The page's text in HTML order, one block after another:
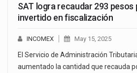
SAT logra recaudar 293 pesos
invertido en fiscalización
INCOMEX May 15, 2025
El Servicio de Administración
aumentado la cantidad que recauda